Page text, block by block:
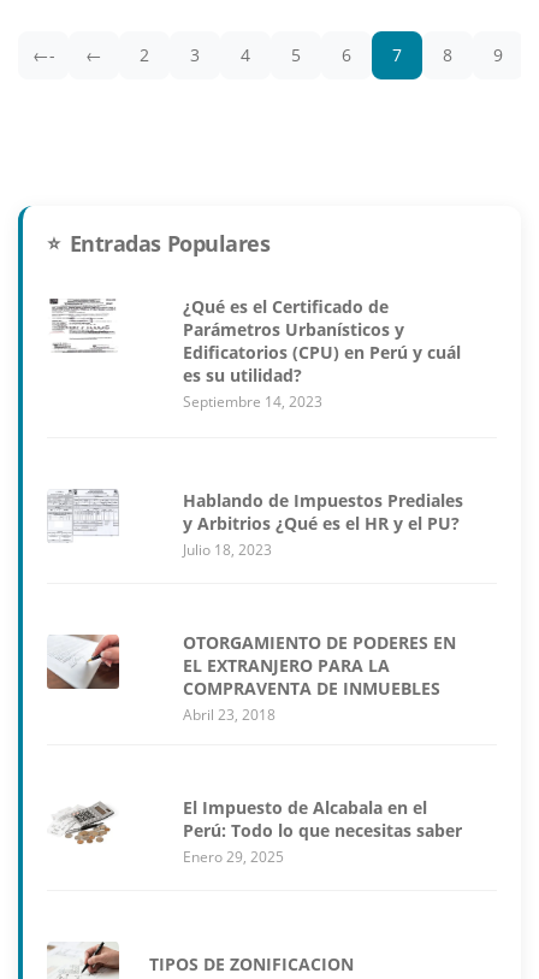
←- ← 2 3 4 5 6 7 8 9
Entradas Populares
¿Qué es el Certificado de
Parámetros Urbanísticos y
Edificatorios (CPU) en Perú y cuál
es su utilidad?
Septiembre 14, 2023
Hablando de Impuestos Prediales
y Arbitrios ¿Qué es el HR y el PU?
Julio 18, 2023
OTORGAMIENTO DE PODERES EN
EL EXTRANJERO PARA LA
COMPRAVENTA DE INMUEBLES
Abril 23, 2018
El Impuesto de Alcabala en el
Perú: Todo lo que necesitas saber
Enero 29, 2025
TIPOS DE ZONIFICACION